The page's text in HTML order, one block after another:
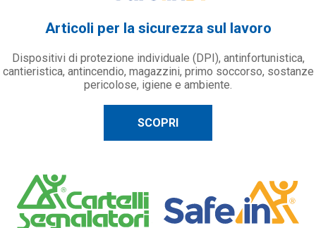
Articoli per la sicurezza sul lavoro
Dispositivi di protezione individuale (DPI), antinfortunistica,
cantieristica, antincendio, magazzini, primo soccorso, sostanze
pericolose, igiene e ambiente.
SCOPRI